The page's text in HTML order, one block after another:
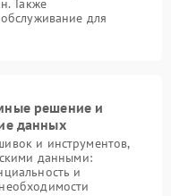
Также
для
решение и
данных
и инструментов,
данными:
и